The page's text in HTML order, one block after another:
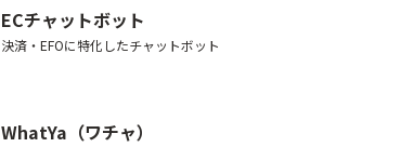
ECチャットボット
決済・EFOに特化したチャットボット
WhatYa（ワチャ）